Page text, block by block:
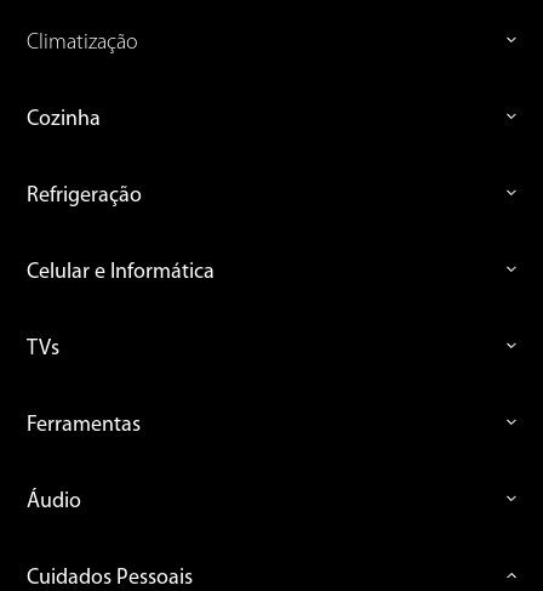
Climatização
Cozinha
Refrigeração
Celular e Informática
TVs
Ferramentas
Áudio
Cuidados Pessoais